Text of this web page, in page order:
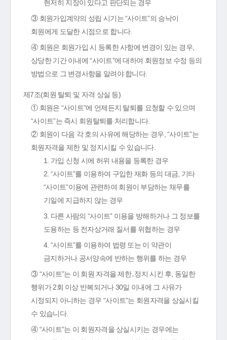
현저히 지장이 있다고 판단되는 경우
③ 회원가입계약의 성립 시기는 “사이트”의 승낙이
회원에게 도달한 시점으로 합니다.
④ 회원은 회원가입 시 등록한 사항에 변경이 있는 경우,
상당한 기간 이내에 “사이트”에 대하여 회원정보 수정 등의
방법으로 그 변경사항을 알려야 합니다.
제7조(회원 탈퇴 및 자격 상실 등)
① 회원은 “사이트”에 언제든지 탈퇴를 요청할 수 있으며
“사이트”는 즉시 회원탈퇴를 처리합니다.
② 회원이 다음 각 호의 사유에 해당하는 경우, “사이트”는
회원자격을 제한 및 정지시킬 수 있습니다.
1. 가입 신청 시에 허위 내용을 등록한 경우
2. “사이트”를 이용하여 구입한 재화 등의 대금, 기타
“사이트”이용에 관련하여 회원이 부담하는 채무를
기일에 지급하지 않는 경우
3. 다른 사람의 “사이트” 이용을 방해하거나 그 정보를
도용하는 등 전자상거래 질서를 위협하는 경우
4. “사이트”를 이용하여 법령 또는 이 약관이
금지하거나 공서양속에 반하는 행위를 하는 경우
③ “사이트”는 이 회원 자격을 제한․정지 시킨 후, 동일한
행위가 2회 이상 반복되거나 30일 이내에 그 사유가
시정되지 아니하는 경우 “사이트”는 회원자격을 상실시킬
수 있습니다.
④ “사이트”는 이 회원자격을 상실시키는 경우에는